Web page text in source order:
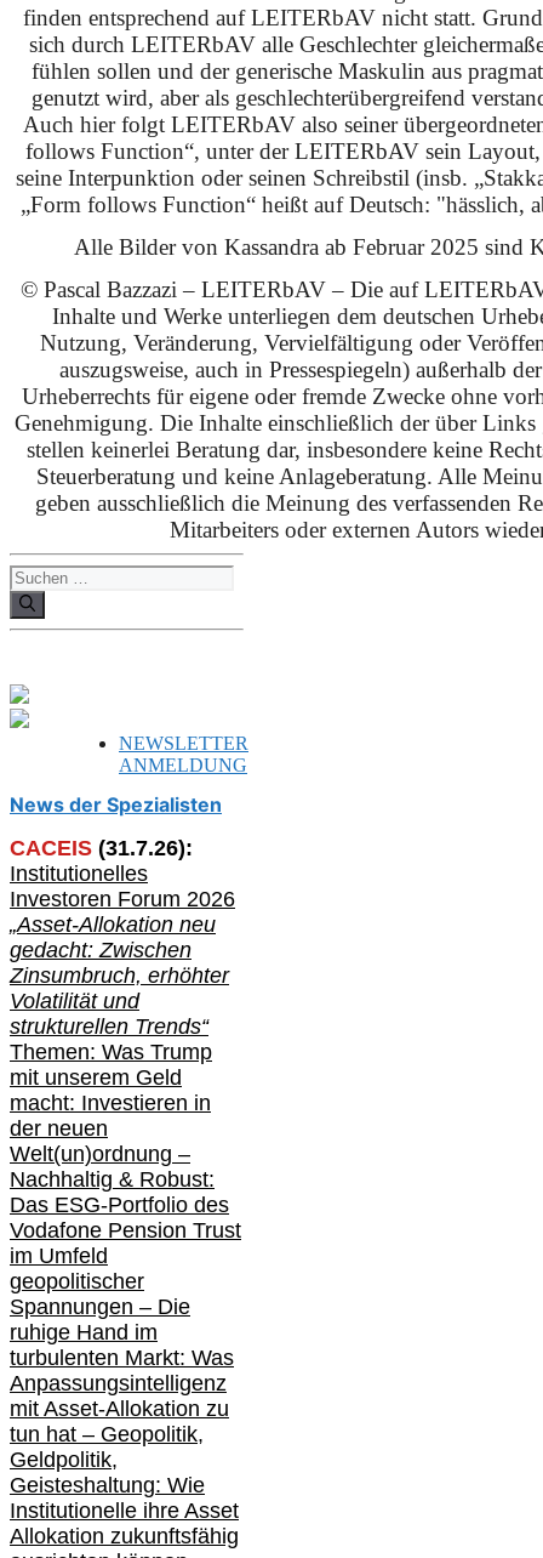
finden entsprechend auf LEITERbAV nicht statt.
sich durch LEITERbAV alle Geschlechter
fühlen sollen und der generische Maskulin aus
genutzt wird, aber als geschlechterübergreifend
Auch hier folgt LEITERbAV also seiner
follows Function“, unter der LEITERbAV sein Layout,
seine Interpunktion oder seinen Schreibstil (insb.
„Form follows Function“ heißt auf Deutsch: "hässlich,
Alle Bilder von Kassandra ab Februar 2025 sind
© Pascal Bazzazi – LEITERbAV – Die auf
Inhalte und Werke unterliegen dem deutschen
Nutzung, Veränderung, Vervielfältigung oder
auszugsweise, auch in Pressespiegeln) außerhalb
Urheberrechts für eigene oder fremde Zwecke ohne
Genehmigung. Die Inhalte einschließlich der über Links
stellen keinerlei Beratung dar, insbesondere keine
Steuerberatung und keine Anlageberatung. Alle
geben ausschließlich die Meinung des verfassenden
Mitarbeiters oder externen Autors
Suchen
nach:
NEWSLETTER
ANMELDUNG
News der Spezialisten
CACEIS (31.7.26):
Institutionelles
Investoren Forum 2026
„Asset-Allokation neu
gedacht: Zwischen
Zinsumbruch, erhöhter
Volatilität und
strukturellen Trends“
Themen: Was Trump
mit unserem Geld
macht: Investieren in
der neuen
Welt(un)ordnung –
Nachhaltig & Robust:
Das ESG-Portfolio des
Vodafone Pension Trust
im Umfeld
geopolitischer
Spannungen – Die
ruhige Hand im
turbulenten Markt: Was
Anpassungsintelligenz
mit Asset-Allokation zu
tun hat – Geopolitik,
Geldpolitik,
Geisteshaltung: Wie
Institutionelle ihre Asset
Allokation zukunftsfähig